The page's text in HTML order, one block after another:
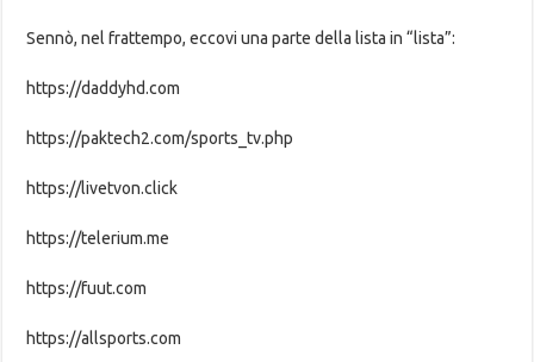
Sennò, nel frattempo, eccovi una parte della lista in “lista”:
https://daddyhd.com
https://paktech2.com/sports_tv.php
https://livetvon.click
https://telerium.me
https://fuut.com
https://allsports.com